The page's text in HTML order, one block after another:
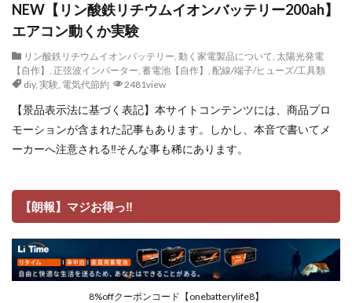
NEW【リン酸鉄リチウムイオンバッテリー200ah】
エアコン動くか実験
リン酸鉄リチウムイオンバッテリー, 動く家電製品について, 太陽光発電
【自作】 , 正弦波インバーター, 蓄電池【自作】 , 配線/端子/ヒューズ/工具類
diy, 実験, 電気代節約 2481view
【景品表示法に基づく表記】本サイトコンテンツには、商品プロ
モーションが含まれた記事もあります。しかし、本音で書いてメ
ーカーへ注意される‼そんな事も稀にあります。
【朗報】マジお得っ‼
8%offクーポンコード【onebatterylife8】